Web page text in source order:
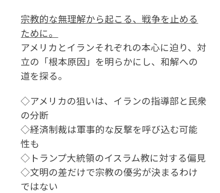
宗教的な無理解から起こる、戦争を止める
ために。
アメリカとイランそれぞれの本心に迫り、対
立の「根本原因」を明らかにし、和解への
道を探る。
◇アメリカの狙いは、イランの指導部と民衆
の分断
◇経済制裁は軍事的な反撃を呼び込む可能
性も
◇トランプ大統領のイスラム教に対する偏見
◇文明の差だけで宗教の優劣が決まるわけ
ではない